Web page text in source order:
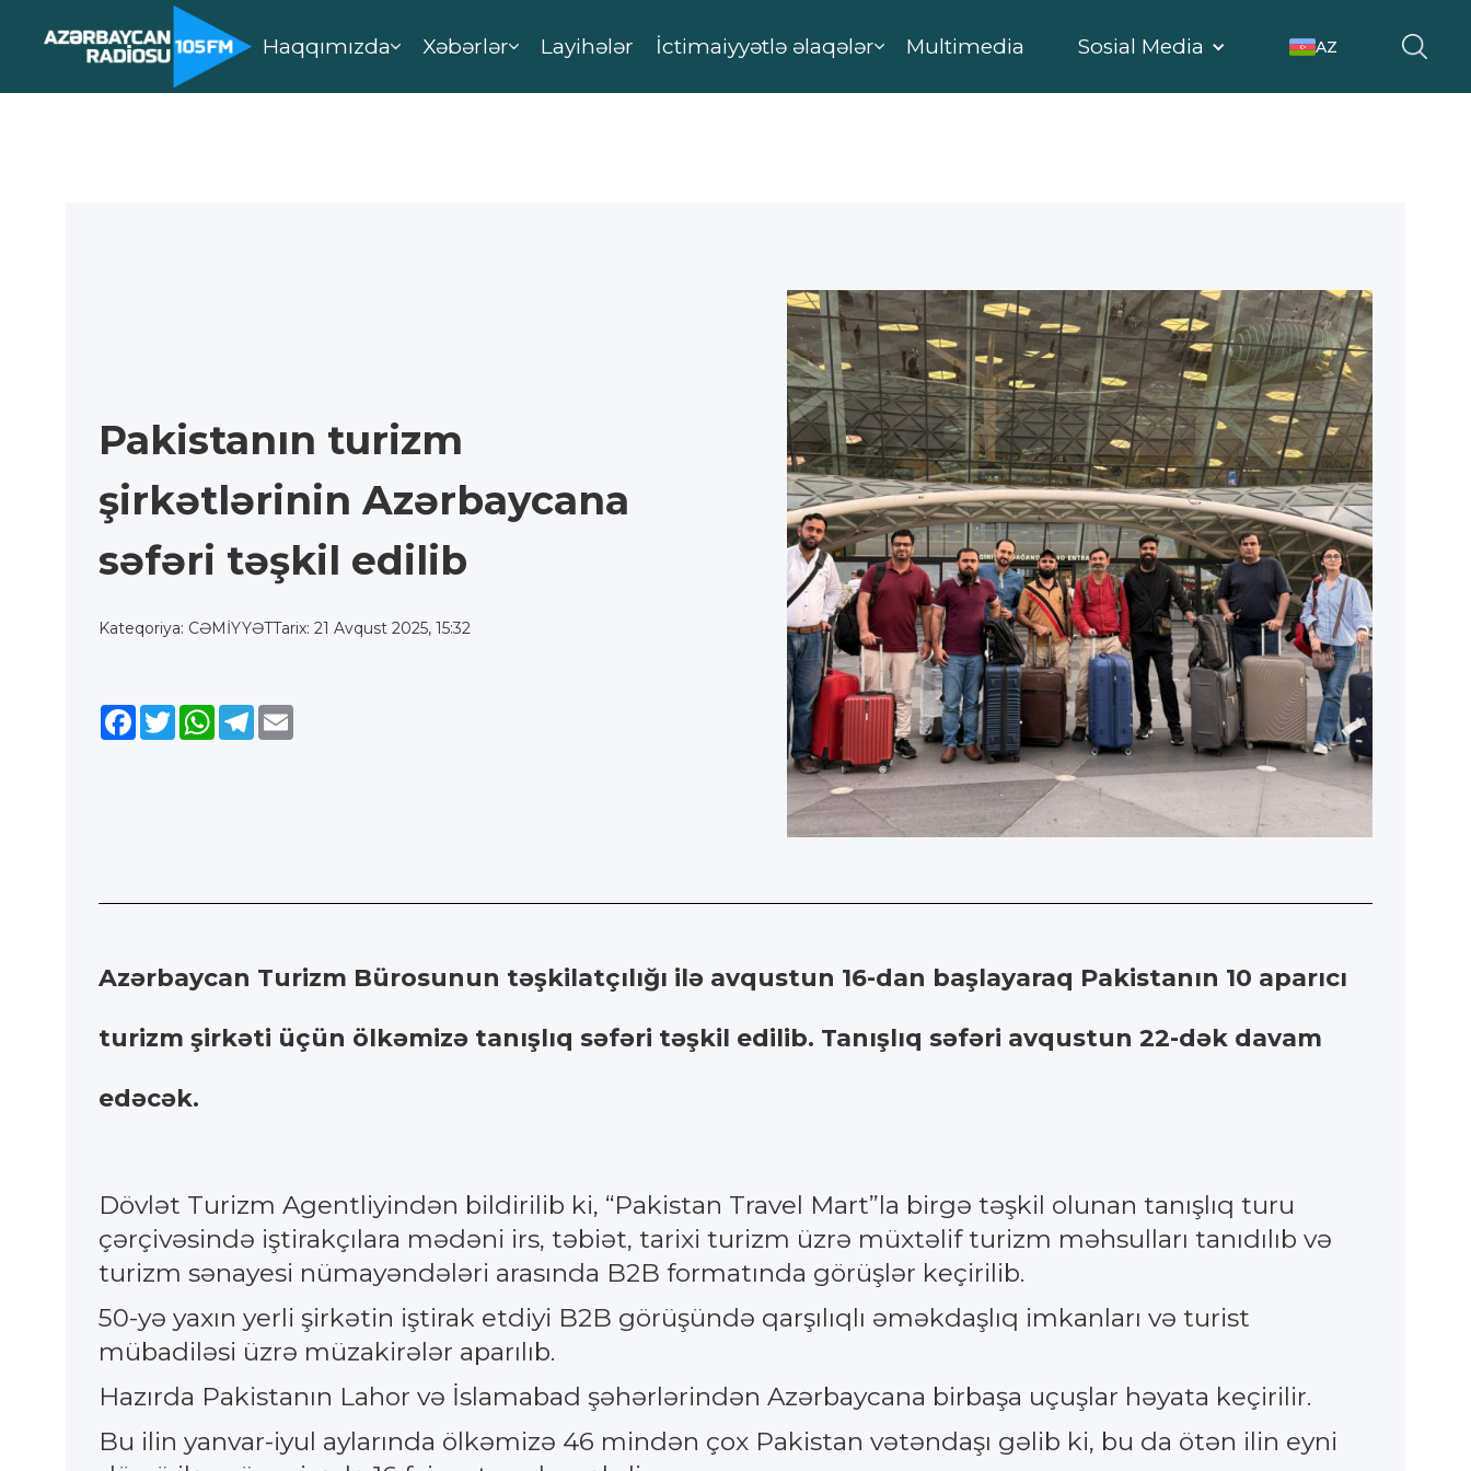
Haqqımızda Xəbərlər Layihələr İctimaiyyətlə əlaqələr Multimedia Sosial Media AZ
Pakistanın turizm
şirkətlərinin Azərbaycana
səfəri təşkil edilib
Kateqoriya: CƏMİYYƏTTarix: 21 Avqust 2025, 15:32
Facebook
TwitterWhatsApp
Telegram
Azərbaycan Turizm Bürosunun təşkilatçılığı ilə avqustun 16-dan başlayaraq Pakistanın 10 aparıcı
turizm şirkəti üçün ölkəmizə tanışlıq səfəri təşkil edilib. Tanışlıq səfəri avqustun 22-dək davam
edəcək.
Dövlət Turizm Agentliyindən bildirilib ki, “Pakistan Travel Mart”la birgə təşkil olunan tanışlıq turu
çərçivəsində iştirakçılara mədəni irs, təbiət, tarixi turizm üzrə müxtəlif turizm məhsulları tanıdılıb və
turizm sənayesi nümayəndələri arasında B2B formatında görüşlər keçirilib.
50-yə yaxın yerli şirkətin iştirak etdiyi B2B görüşündə qarşılıqlı əməkdaşlıq imkanları və turist
mübadiləsi üzrə müzakirələr aparılıb.
Hazırda Pakistanın Lahor və İslamabad şəhərlərindən Azərbaycana birbaşa uçuşlar həyata keçirilir.
Bu ilin yanvar-iyul aylarında ölkəmizə 46 mindən çox Pakistan vətəndaşı gəlib ki, bu da ötən ilin eyni